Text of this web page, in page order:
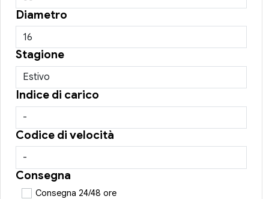
Diametro
Stagione
Indice di carico
Codice di velocità
Consegna
Consegna 24/48 ore